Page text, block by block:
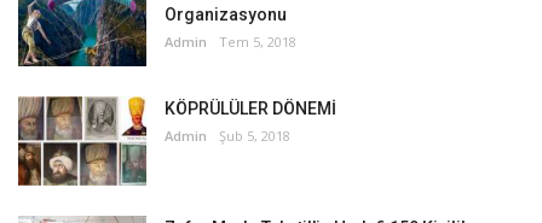
Organizasyonu
Admin Tem 5, 2018
KÖPRÜLÜLER DÖNEMİ
Admin Şub 5, 2018